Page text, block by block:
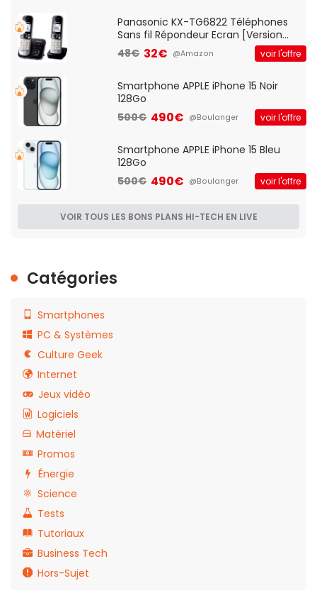
Panasonic KX-TG6822 Téléphones
Sans fil Répondeur Ecran [Version
Française]
48€ 32€ @Amazon voir l'offre
Smartphone APPLE iPhone 15 Noir
128Go
500€ 490€ @Boulanger voir l'offre
Smartphone APPLE iPhone 15 Bleu
128Go
500€ 490€ @Boulanger voir l'offre
VOIR TOUS LES BONS PLANS HI-TECH EN LIVE
Catégories
Smartphones
PC & Systèmes
Culture Geek
Internet
Jeux vidéo
Logiciels
Matériel
Promos
Énergie
Science
Tests
Tutoriaux
Business Tech
Hors-Sujet